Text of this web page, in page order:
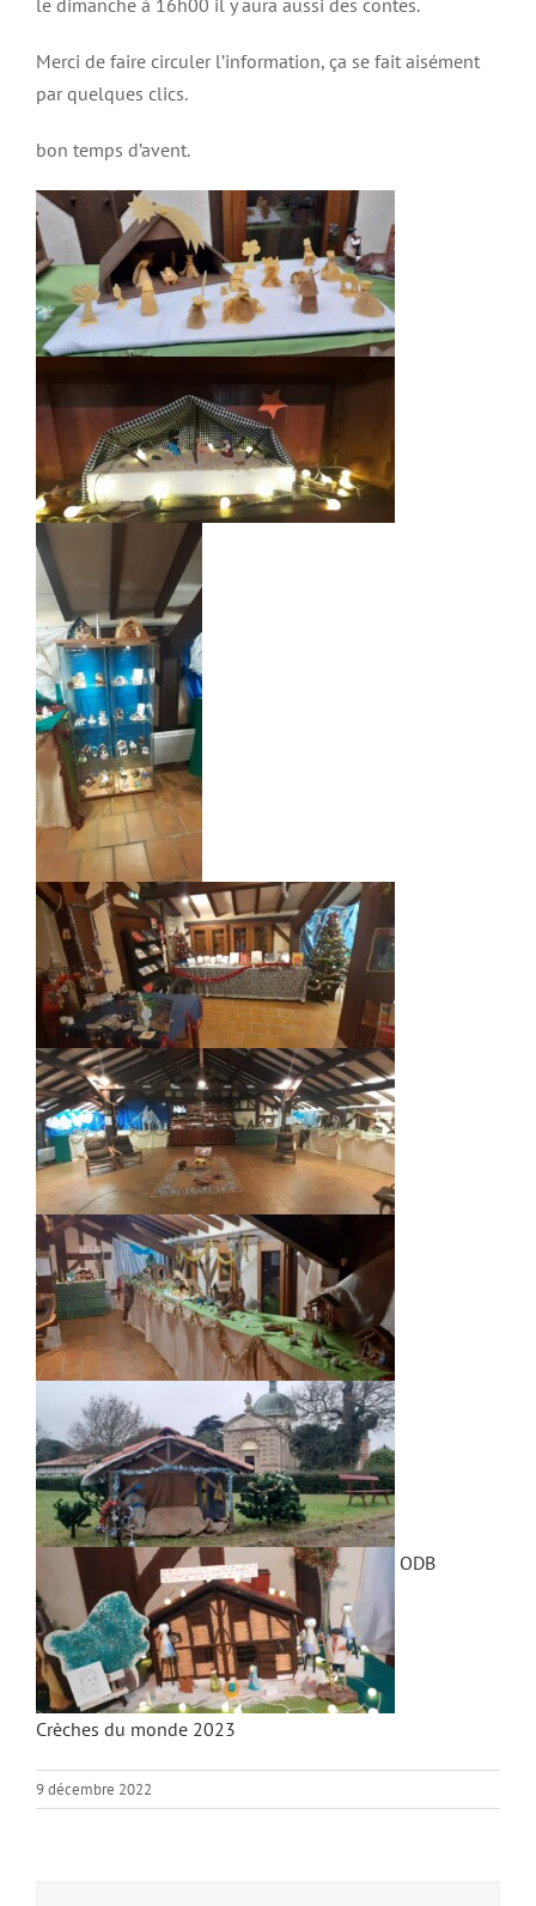
le dimanche à 16h00 il y aura aussi des contes.
Merci de faire circuler l’information, ça se fait aisément
par quelques clics.
bon temps d’avent.
ODB
Crèches du monde 2023
9 décembre 2022